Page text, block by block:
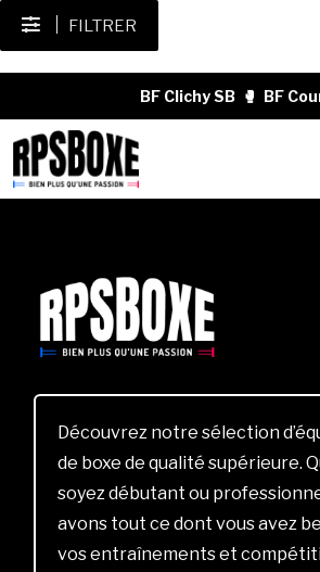
FILTRER
BF Clichy SB 🥊 BF
Découvrez notre sélection
de boxe de qualité supérieure.
soyez débutant ou
avons tout ce dont vous avez
vos entraînements et